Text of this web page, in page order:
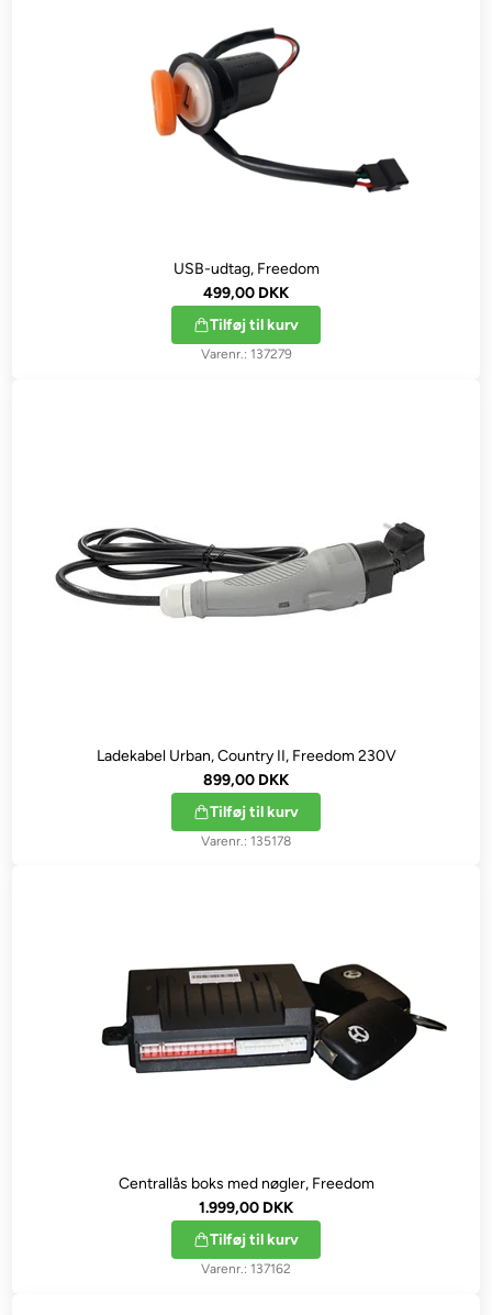
USB-udtag, Freedom
499,00 DKK
Tilføj til kurv
137279
Ladekabel Urban, Country II, Freedom 230V
899,00 DKK
Tilføj til kurv
135178
Centrallås boks med nøgler, Freedom
1.999,00 DKK
Tilføj til kurv
137162